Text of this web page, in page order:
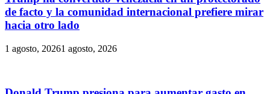
de facto y la comunidad internacional prefiere mirar
hacia otro lado
1 agosto, 20261 agosto, 2026